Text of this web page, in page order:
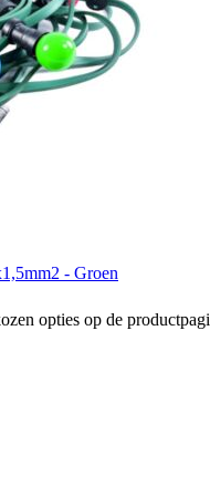
- Groen
opties op de